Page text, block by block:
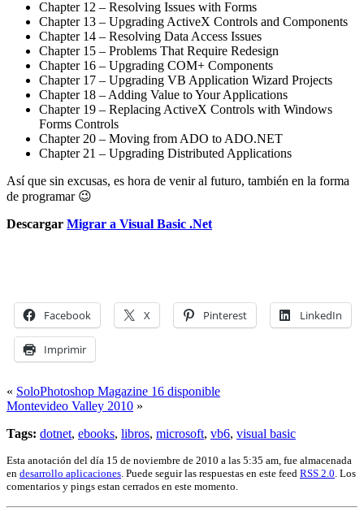
Chapter 12 – Resolving Issues with Forms
Chapter 13 – Upgrading ActiveX Controls and Components
Chapter 14 – Resolving Data Access Issues
Chapter 15 – Problems That Require Redesign
Chapter 16 – Upgrading COM+ Components
Chapter 17 – Upgrading VB Application Wizard Projects
Chapter 18 – Adding Value to Your Applications
Chapter 19 – Replacing ActiveX Controls with Windows
Forms Controls
Chapter 20 – Moving from ADO to ADO.NET
Chapter 21 – Upgrading Distributed Applications
Así que sin excusas, es hora de venir al futuro, también en la forma
de programar 😉
Descargar Migrar a Visual Basic .Net
Facebook X Pinterest LinkedIn
Imprimir
« SoloPhotoshop Magazine 16 disponible
Montevideo Valley 2010 »
Tags: dotnet, ebooks, libros, microsoft, vb6, visual basic
Esta anotación del día 15 de noviembre de 2010 a las 5:35 am, fue almacenada
en desarrollo aplicaciones. Puede seguir las respuestas en este feed RSS 2.0. Los
comentarios y pings estan cerrados en este momento.